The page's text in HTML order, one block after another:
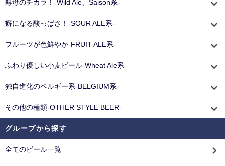
酵母のチカラ！-Wild Ale、Saison系-
癖になる酸っぱさ！-SOUR ALE系-
フルーツが色鮮やか-FRUIT ALE系-
ふわり優しい小麦ビール-Wheat Ale系-
独自進化のベルギー系-BELGIUM系-
その他の種類-OTHER STYLE BEER-
グループから探す
全てのビール一覧